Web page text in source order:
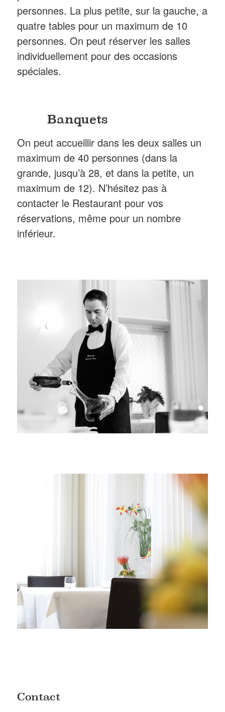
personnes. La plus petite, sur la gauche, a
quatre tables pour un maximum de 10
personnes. On peut réserver les salles
individuellement pour des occasions
spéciales.
Banquets
On peut accueillir dans les deux salles un
maximum de 40 personnes (dans la
grande, jusqu’à 28, et dans la petite, un
maximum de 12). N’hésitez pas à
contacter le Restaurant pour vos
réservations, même pour un nombre
inférieur.
Contact